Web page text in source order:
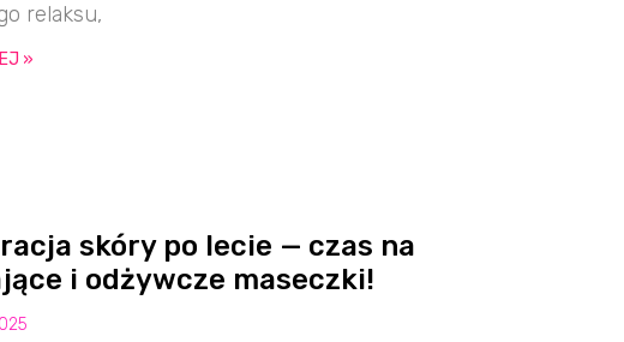
relaksu,
»
skóry po lecie — czas na
i odżywcze maseczki!